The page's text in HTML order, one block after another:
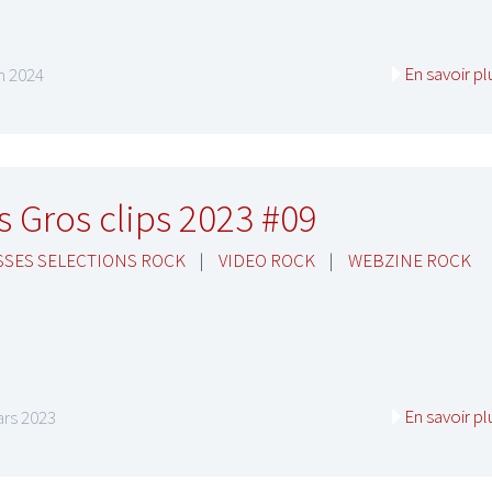
2024 En savoir
Gros clips 2023 #09
SELECTIONS ROCK | VIDEO ROCK | WEBZINE ROCK
2023 En savoir
RIFFIFI –
Riffifi 2025 !!!
LE GROS RIFFIFI –
The Covers !!!